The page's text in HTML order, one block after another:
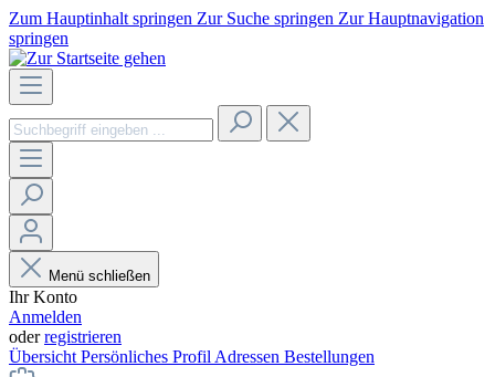
Zum Hauptinhalt springen Zur Suche springen Zur Hauptnavigation
springen
Menü schließen
Ihr Konto
Anmelden
oderregistrieren
Übersicht Persönliches Profil Adressen Bestellungen